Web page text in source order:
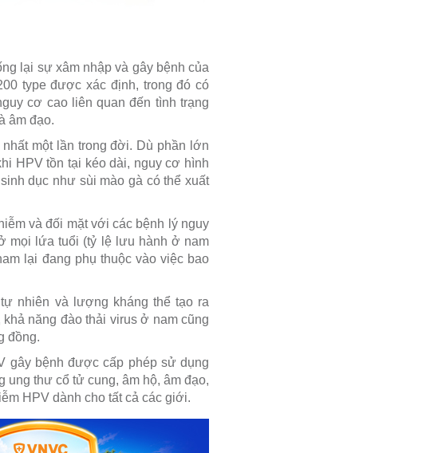
lại sự xâm nhập và gây bệnh của
type được xác định, trong đó có
cơ cao liên quan đến tình trạng
âm đạo.
một lần trong đời. Dù phần lớn
HPV tồn tại kéo dài, nguy cơ hình
dục như sùi mào gà có thể xuất
và đối mặt với các bệnh lý nguy
mọi lứa tuổi (tỷ lệ lưu hành ở nam
lại đang phụ thuộc vào việc bao
nhiên và lượng kháng thể tạo ra
năng đào thải virus ở nam cũng
đồng.
gây bệnh được cấp phép sử dụng
ung thư cổ tử cung, âm hộ, âm đạo,
HPV dành cho tất cả các giới.